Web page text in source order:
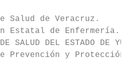
Salud de Veracruz.
Estatal de Enfermería.
SALUD DEL ESTADO DE
Prevención y Protección